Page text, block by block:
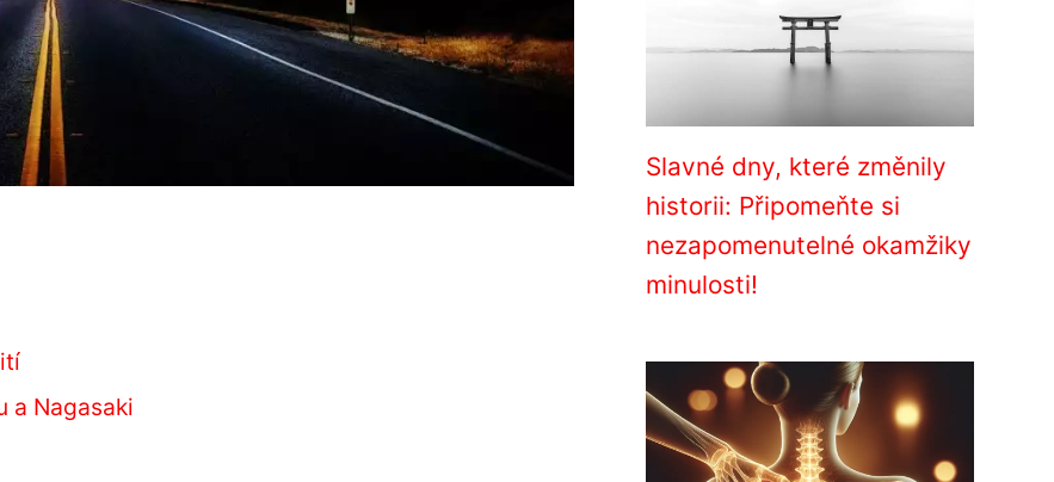
a Nagasaki
Slavné dny, které změnily
historii: Připomeňte si
nezapomenutelné okamžiky
minulosti!